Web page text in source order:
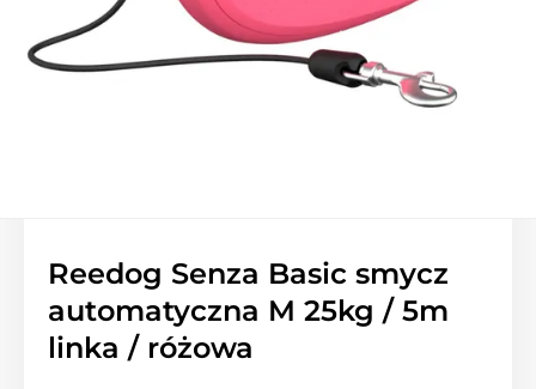
Reedog Senza Basic smycz
automatyczna M 25kg / 5m
linka / różowa